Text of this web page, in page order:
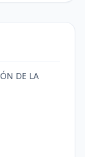
DE LA